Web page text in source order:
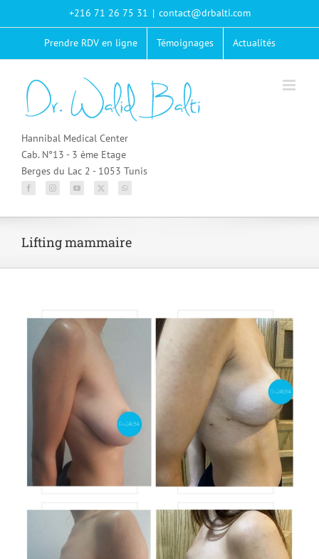
+216 71 26 75 31 | contact@drbalti.com
Prendre RDV en ligne Témoignages Actualités
Hannibal Medical Center
Cab. N°13 - 3 ème Etage
Berges du Lac 2 - 1053 Tunis
Lifting mammaire